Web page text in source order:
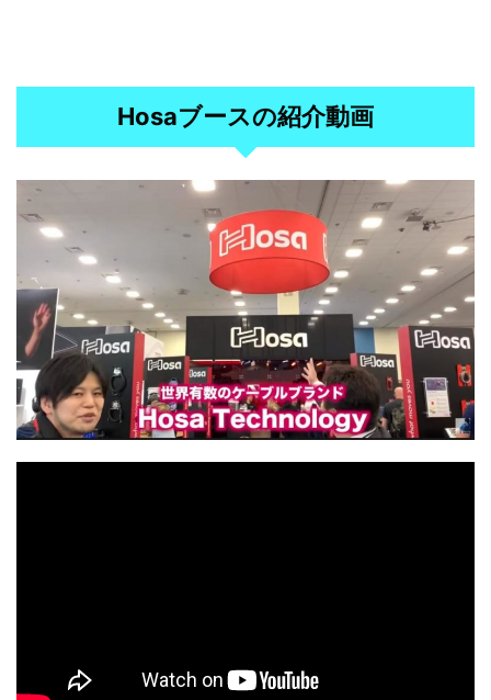
Hosaブースの紹介動画